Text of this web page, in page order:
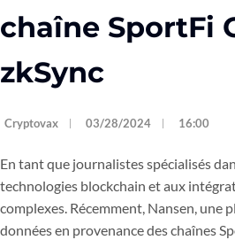
chaîne SportFi
zkSync
Cryptovax 03/28/2024 16:00
En tant que journalistes spécialisés
technologies blockchain et aux
complexes. Récemment, Nansen, une
données en provenance des chaînes